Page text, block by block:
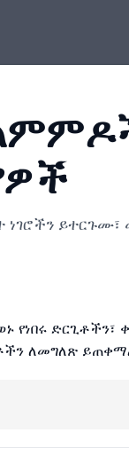
ይተርጉሙ፣
የነበሩ ድርጊቶችን፣
ለመግለጽ